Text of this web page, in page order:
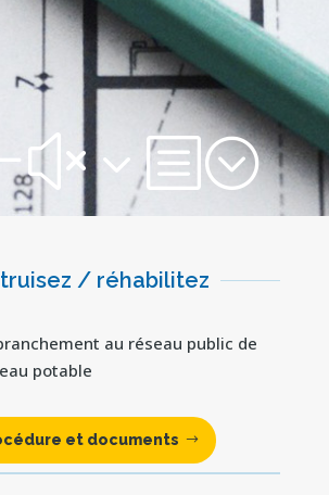
/ réhabilitez
au réseau public de
potable
et documents